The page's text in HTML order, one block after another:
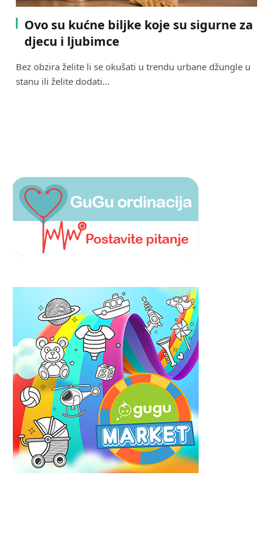
Ovo su kućne biljke koje su sigurne za
djecu i ljubimce
Bez obzira želite li se okušati u trendu urbane džungle u
stanu ili želite dodati…